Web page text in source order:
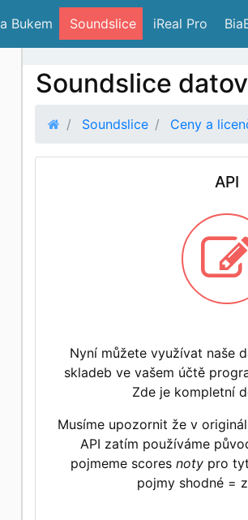
Bukem Soundslice iReal Pro
Soundslice
Soundslice Ceny a
API
Nyní můžete využívat naše
skladeb ve vašem účtě
Zde je kompletní
Musíme upozornit že v
API zatím používáme
pojmeme scores noty pro
pojmy shodné =